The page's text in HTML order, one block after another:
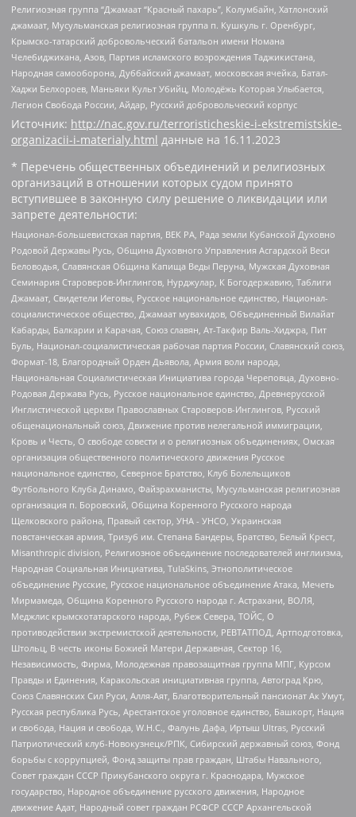
Религиозная группа “Джамаат “Красный пахарь”, Колумбайн, Хатлонский
джамаат, Мусульманская религиозная группа п. Кушкуль г. Оренбург,
Крымско-татарский добровольческий батальон имени Номана
Челебиджихана, Азов, Партия исламского возрождения Таджикистана,
Народная самооборона, Дуббайский джамаат, московская ячейка, Батал-
Хаджи Белхороев, Маньяки Культ Убийц, Молодёжь Которая Улыбается,
Легион Свобода России, Айдар, Русский добровольческий корпус
Источник: http://nac.gov.ru/terroristicheskie-i-ekstremistskie-
organizacii-i-materialy.html данные на 16.11.2023
* Перечень общественных объединений и религиозных
организаций в отношении которых судом принято
вступившее в законную силу решение о ликвидации или
запрете деятельности:
Национал-большевистская партия, ВЕК РА, Рада земли Кубанской Духовно
Родовой Державы Русь, Община Духовного Управления Асгардской Веси
Беловодья, Славянская Община Капища Веды Перуна, Мужская Духовная
Семинария Староверов-Инглингов, Нурджулар, К Богодержавию, Таблиги
Джамаат, Свидетели Иеговы, Русское национальное единство, Национал-
социалистическое общество, Джамаат мувахидов, Объединенный Вилайат
Кабарды, Балкарии и Карачая, Союз славян, Ат-Такфир Валь-Хиджра, Пит
Буль, Национал-социалистическая рабочая партия России, Славянский союз,
Формат-18, Благородный Орден Дьявола, Армия воли народа,
Национальная Социалистическая Инициатива города Череповца, Духовно-
Родовая Держава Русь, Русское национальное единство, Древнерусской
Инглистической церкви Православных Староверов-Инглингов, Русский
общенациональный союз, Движение против нелегальной иммиграции,
Кровь и Честь, О свободе совести и о религиозных объединениях, Омская
организация общественного политического движения Русское
национальное единство, Северное Братство, Клуб Болельщиков
Футбольного Клуба Динамо, Файзрахманисты, Мусульманская религиозная
организация п. Боровский, Община Коренного Русского народа
Щелковского района, Правый сектор, УНА - УНСО, Украинская
повстанческая армия, Тризуб им. Степана Бандеры, Братство, Белый Крест,
Misanthropic division, Религиозное объединение последователей инглиизма,
Народная Социальная Инициатива, TulaSkins, Этнополитическое
объединение Русские, Русское национальное объединение Атака, Мечеть
Мирмамеда, Община Коренного Русского народа г. Астрахани, ВОЛЯ,
Меджлис крымскотатарского народа, Рубеж Севера, ТОЙС, О
противодействии экстремистской деятельности, РЕВТАТПОД, Артподготовка,
Штольц, В честь иконы Божией Матери Державная, Сектор 16,
Независимость, Фирма, Молодежная правозащитная группа МПГ, Курсом
Правды и Единения, Каракольская инициативная группа, Автоград Крю,
Союз Славянских Сил Руси, Алля-Аят, Благотворительный пансионат Ак Умут,
Русская республика Русь, Арестантское уголовное единство, Башкорт, Нация
и свобода, Нация и свобода, W.H.С., Фалунь Дафа, Иртыш Ultras, Русский
Патриотический клуб-Новокузнецк/РПК, Сибирский державный союз, Фонд
борьбы с коррупцией, Фонд защиты прав граждан, Штабы Навального,
Совет граждан СССР Прикубанского округа г. Краснодара, Мужское
государство, Народное объединение русского движения, Народное
движение Адат, Народный совет граждан РСФСР СССР Архангельской